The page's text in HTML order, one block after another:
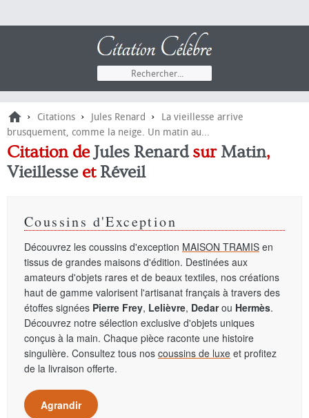
› Citations › Jules Renard ›
La vieillesse arrive
brusquement, comme la neige. Un matin au...
Citation deJules Renardsur Matin,
Vieillesseet Réveil
Coussins d'Exception
Découvrez les coussins d'exception MAISON TRAMIS en
tissus de grandes maisons d'édition. Destinées aux
amateurs d'objets rares et de beaux textiles, nos créations
haut de gamme valorisent l'artisanat français à travers des
étoffes signées Pierre Frey, Lelièvre, Dedarou Hermès.
Découvrez notre sélection exclusive d'objets uniques
conçus à la main. Chaque pièce raconte une histoire
singulière. Consultez tous nos coussins de luxe et profitez
de la livraison offerte.
Agrandir